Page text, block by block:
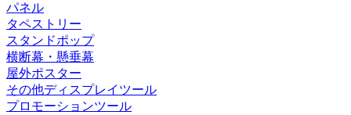
パネル
タペストリー
スタンドポップ
横断幕・懸垂幕
屋外ポスター
その他ディスプレイツール
プロモーションツール